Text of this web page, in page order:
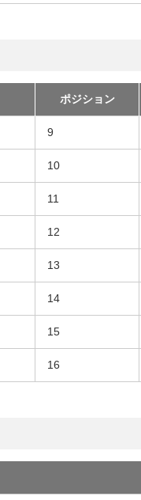
ポジション
9
10
11
12
13
14
15
16